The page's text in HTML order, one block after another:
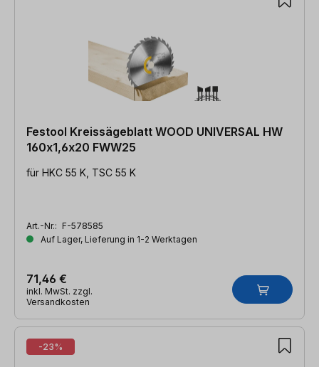
Festool Kreissägeblatt WOOD UNIVERSAL HW
160x1,6x20 FWW25
für HKC 55 K, TSC 55 K
Art.-Nr.: F-578585
Auf Lager, Lieferung in 1-2 Werktagen
71,46 €
inkl. MwSt. zzgl.
Versandkosten
-23%